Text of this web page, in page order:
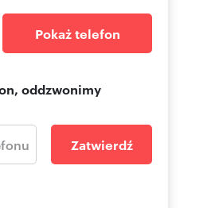
Pokaż telefon
oddzwonimy
Zatwierdź